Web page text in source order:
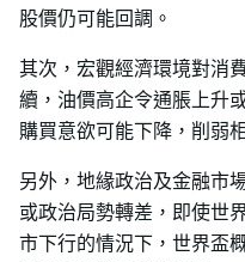
股價仍可能回調。
其次，宏觀經濟環境對消
續，油價高企令通脹上升
購買意欲可能下降，削弱
另外，地緣政治及金融市
或政治局勢轉差，即使世
市下行的情況下，世界盃